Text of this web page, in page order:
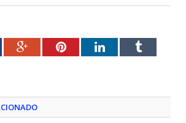
Google+PinterestLinkedInTumblr